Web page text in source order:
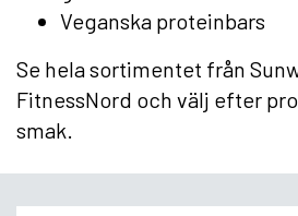
Veganska proteinbars
Se hela sortimentet från
FitnessNord och välj efter
smak.